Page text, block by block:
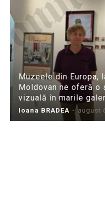
Muzeele din Europa,
Moldovan ne oferă o
vizuală în marile
Ioana BRADEA - august